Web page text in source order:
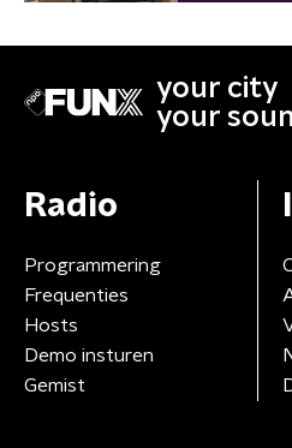
your city
your
Radio
Programmering
Frequenties
Hosts
Demo insturen
Gemist